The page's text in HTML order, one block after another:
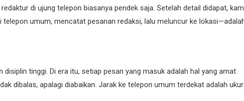
di ujung telepon biasanya pendek saja. Setelah detail didapat,
telepon umum, mencatat pesanan redaksi, lalu meluncur ke
tinggi. Di era itu, setiap pesan yang masuk adalah hal yang amat
dibalas, apalagi diabaikan. Jarak ke telepon umum terdekat adalah